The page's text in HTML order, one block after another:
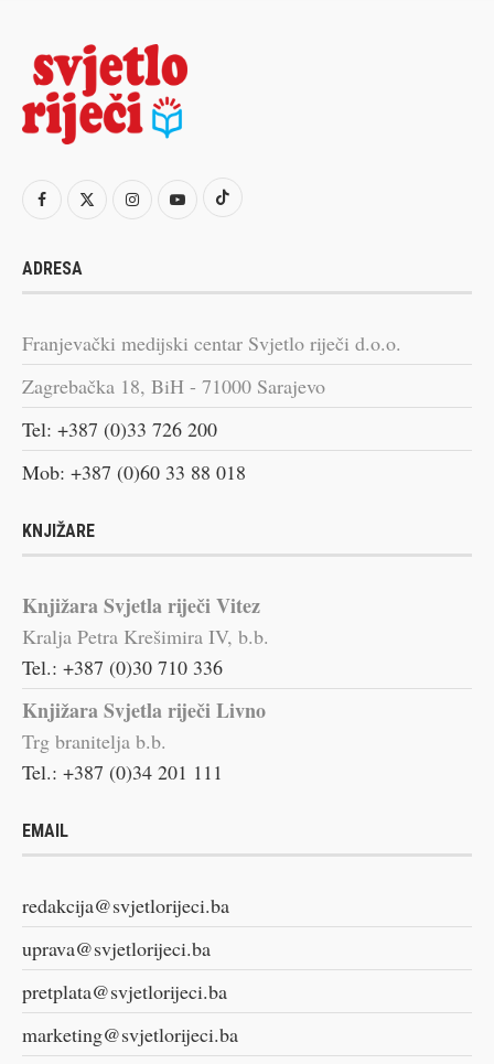
ADRESA
Franjevački medijski centar Svjetlo riječi d.o.o.
Zagrebačka 18, BiH - 71000 Sarajevo
Tel: +387 (0)33 726 200
Mob: +387 (0)60 33 88 018
KNJIŽARE
Knjižara Svjetla riječi Vitez
Kralja Petra Krešimira IV, b.b.
Tel.: +387 (0)30 710 336
Knjižara Svjetla riječi Livno
Trg branitelja b.b.
Tel.: +387 (0)34 201 111
EMAIL
redakcija@svjetlorijeci.ba
uprava@svjetlorijeci.ba
pretplata@svjetlorijeci.ba
marketing@svjetlorijeci.ba